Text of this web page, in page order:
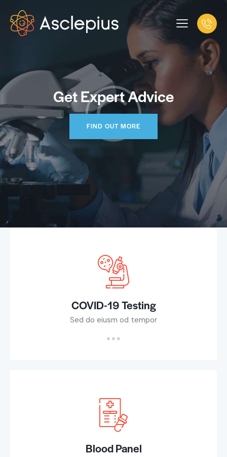
Get Expert Advice
FIND OUT MORE
COVID-19 Testing
Sed do eiusm od tempor
Blood Panel